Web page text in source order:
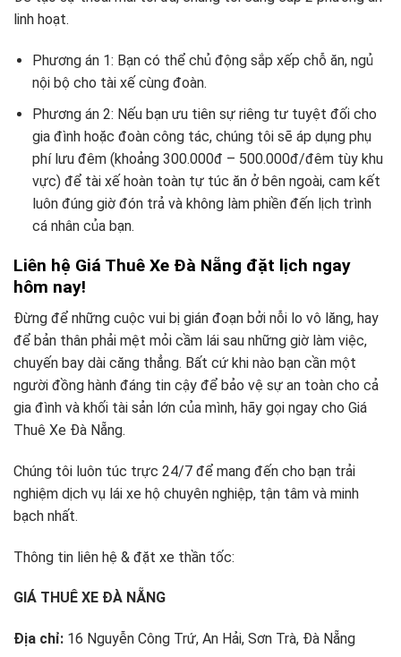
linh hoạt.
Phương án 1: Bạn có thể chủ động sắp xếp chỗ ăn, ngủ
nội bộ cho tài xế cùng đoàn.
Phương án 2: Nếu bạn ưu tiên sự riêng tư tuyệt đối cho
gia đình hoặc đoàn công tác, chúng tôi sẽ áp dụng phụ
phí lưu đêm (khoảng 300.000đ – 500.000đ/đêm tùy khu
vực) để tài xế hoàn toàn tự túc ăn ở bên ngoài, cam kết
luôn đúng giờ đón trả và không làm phiền đến lịch trình
cá nhân của bạn.
Liên hệ Giá Thuê Xe Đà Nẵng đặt lịch ngay
hôm nay!
Đừng để những cuộc vui bị gián đoạn bởi nỗi lo vô lăng, hay
để bản thân phải mệt mỏi cầm lái sau những giờ làm việc,
chuyến bay dài căng thẳng. Bất cứ khi nào bạn cần một
người đồng hành đáng tin cậy để bảo vệ sự an toàn cho cả
gia đình và khối tài sản lớn của mình, hãy gọi ngay cho Giá
Thuê Xe Đà Nẵng.
Chúng tôi luôn túc trực 24/7 để mang đến cho bạn trải
nghiệm dịch vụ lái xe hộ chuyên nghiệp, tận tâm và minh
bạch nhất.
Thông tin liên hệ & đặt xe thần tốc:
GIÁ THUÊ XE ĐÀ NẴNG
Địa chỉ: 16 Nguyễn Công Trứ, An Hải, Sơn Trà, Đà Nẵng